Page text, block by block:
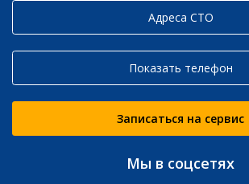
Адреса СТО
Показать телефон
Записаться на сервис
Мы в соцсетях